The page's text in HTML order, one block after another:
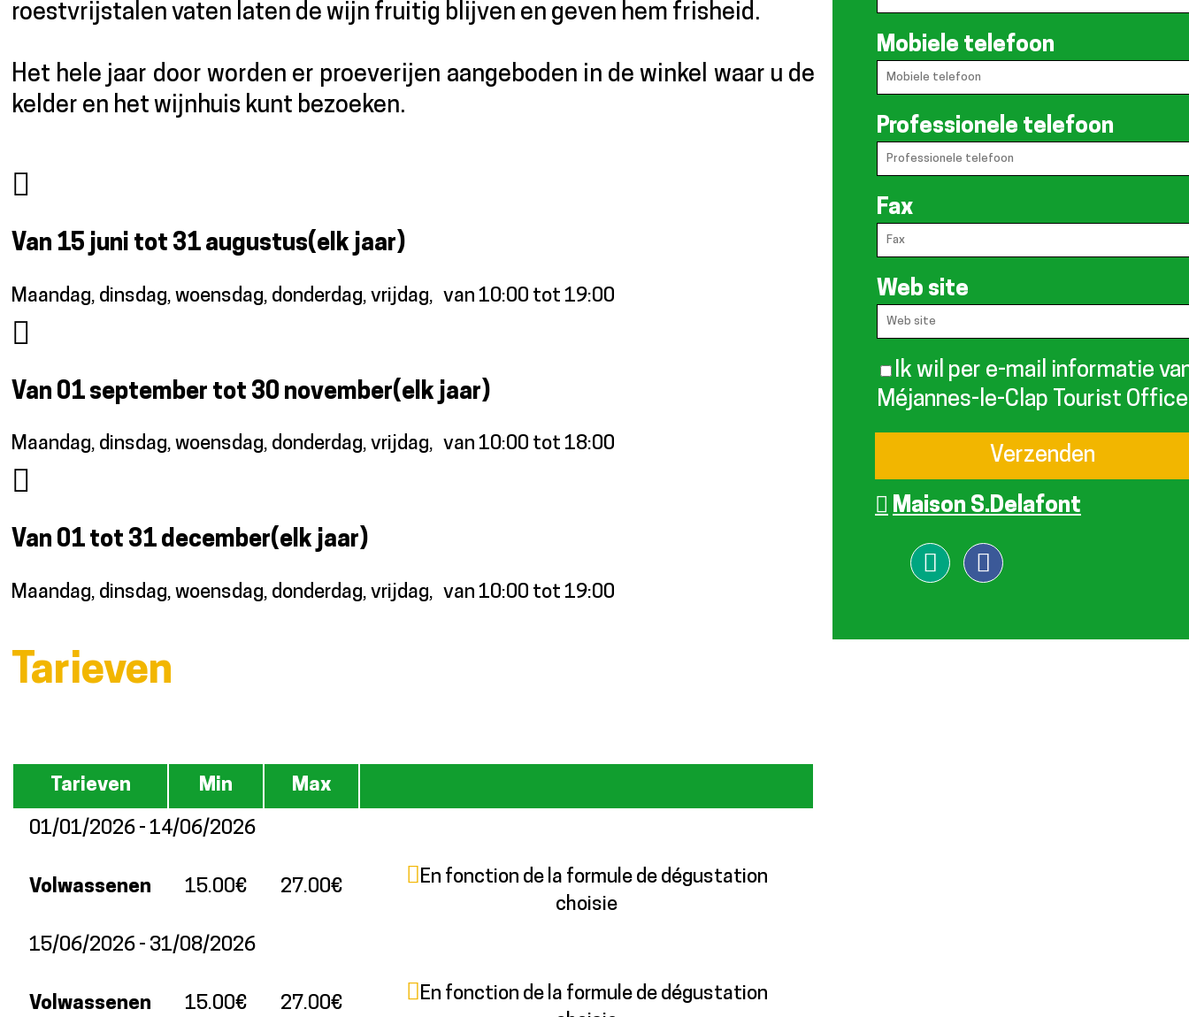
roestvrijstalen vaten laten de wijn fruitig blijven en geven hem frisheid.
Het hele jaar door worden er proeverijen aangeboden in de winkel waar u de
kelder en het wijnhuis kunt bezoeken.
Van 15 juni tot 31 augustus(elk jaar)
Maandag, dinsdag, woensdag, donderdag, vrijdag van 10:00 tot 19:00
Van 01 september tot 30 november(elk jaar)
Maandag, dinsdag, woensdag, donderdag, vrijdag van 10:00 tot 18:00
Van 01 tot 31 december(elk jaar)
Maandag, dinsdag, woensdag, donderdag, vrijdag van 10:00 tot 19:00
Tarieven
Tarieven Min Max
01/01/2026 - 14/06/2026
Volwassenen 15.00€ 27.00€
En fonction de la formule de dégustation
choisie
15/06/2026 - 31/08/2026
Volwassenen 15.00€ 27.00€
En fonction de la formule de dégustation
Mobiele telefoon
Professionele telefoon
Fax
Web site
Ik wil per e-mail informatie
Méjannes-le-Clap Tourist Office
Maison S.Delafont